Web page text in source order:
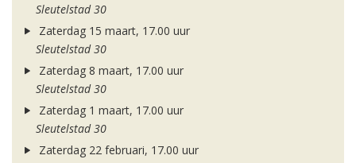
Sleutelstad 30
Zaterdag 15 maart, 17.00 uur
Sleutelstad 30
Zaterdag 8 maart, 17.00 uur
Sleutelstad 30
Zaterdag 1 maart, 17.00 uur
Sleutelstad 30
Zaterdag 22 februari, 17.00 uur